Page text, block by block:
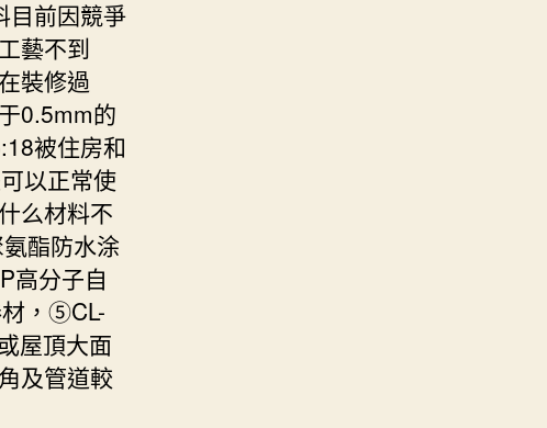
目前因競爭
藝不到
裝修過
0.5mm的
被住房和
以正常使
么材料不
酯防水涂
高分子自
，⑤CL-
屋頂大面
及管道較